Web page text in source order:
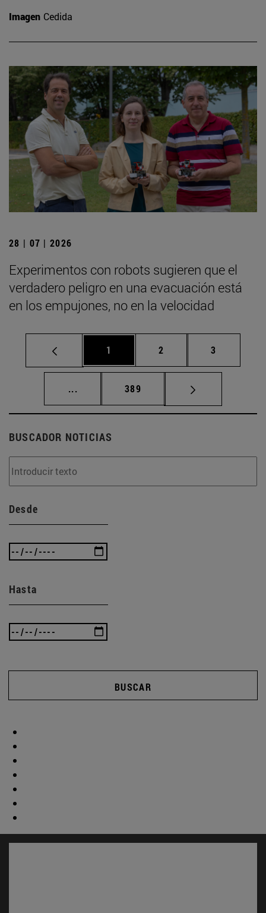
Imagen Cedida
28 | 07 | 2026
Experimentos con robots sugieren que el
verdadero peligro en una evacuación está
en los empujones, no en la velocidad
Página
1 Página
2 Página
3
... Páginas intermedias Use TAB para
Página
389
BUSCADOR NOTICIAS
Desde
Hasta
BUSCAR